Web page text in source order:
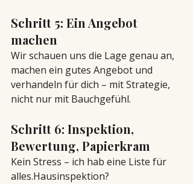
Schritt 5: Ein Angebot
machen
Wir schauen uns die Lage genau an,
machen ein gutes Angebot und
verhandeln für dich – mit Strategie,
nicht nur mit Bauchgefühl.
Schritt 6: Inspektion,
Bewertung, Papierkram
Kein Stress – ich hab eine Liste für
alles.Hausinspektion?